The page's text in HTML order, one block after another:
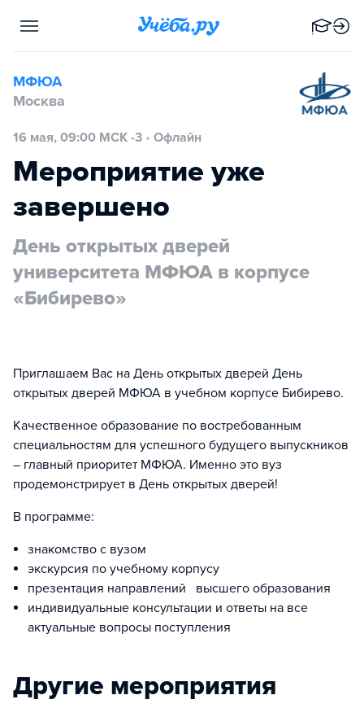
МФЮА
Москва
16 мая, 09:00 МСК -3 • Офлайн
Мероприятие уже
завершено
День открытых дверей
университета МФЮА в корпусе
«Бибирево»
Приглашаем Вас на День открытых дверей День
открытых дверей МФЮА в учебном корпусе Бибирево.
Качественное образование по востребованным
специальностям для успешного будущего выпускников
– главный приоритет МФЮА. Именно это вуз
продемонстрирует в День открытых дверей!
В программе:
знакомство с вузом
экскурсия по учебному корпусу
презентация направлений высшего образования
индивидуальные консультации и ответы на все
актуальные вопросы поступления
Другие мероприятия